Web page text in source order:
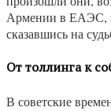
Армении в ЕАЭС,
сказавшись на
От толлинга к
В советские